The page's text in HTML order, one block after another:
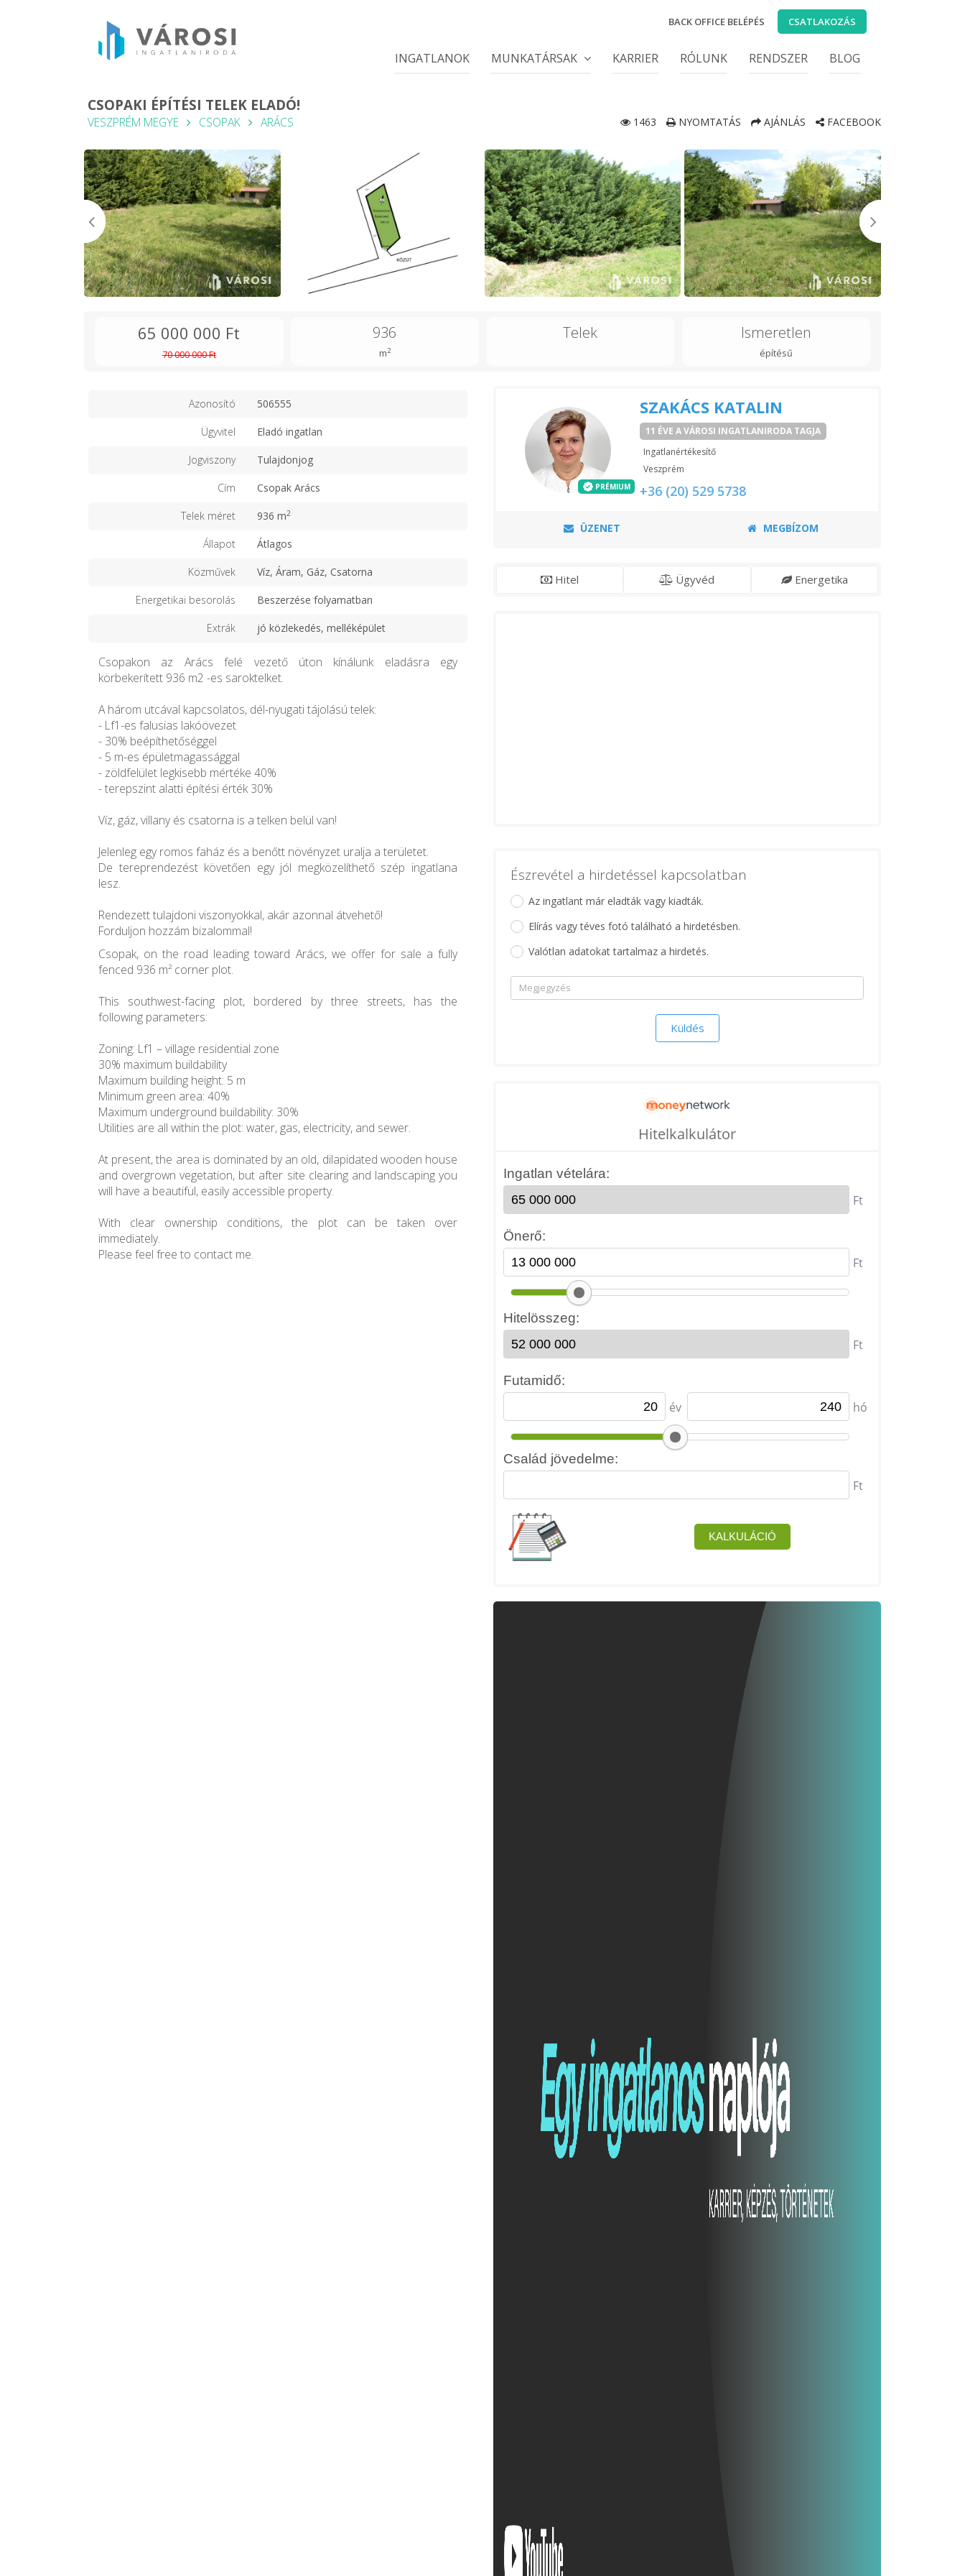
BACK OFFICE BELÉPÉS CSATLAKOZÁS
INGATLANOK MUNKATÁRSAK KARRIER RÓLUNK RENDSZER BLOG
CSOPAKI ÉPÍTÉSI TELEK ELADÓ!
VESZPRÉM MEGYE CSOPAK ARÁCS 1463 NYOMTATÁS AJÁNLÁS FACEBOOK
65 000 000 Ft
70 000 000 Ft
936
m2
Telek Ismeretlen
építésű
Azonosító 506555
Ügyvitel Eladó ingatlan
Jogviszony Tulajdonjog
Cím Csopak Arács
Telek méret 936 m2
Állapot Átlagos
Közművek Víz, Áram, Gáz, Csatorna
Energetikai besorolás Beszerzése folyamatban
Extrák jó közlekedés, melléképület
Csopakon az Arács felé vezető úton kínálunk eladásra egy
körbekerített 936 m2 -es saroktelket.
A három utcával kapcsolatos, dél-nyugati tájolású telek:
- Lf1-es falusias lakóövezet
- 30% beépíthetőséggel
- 5 m-es épületmagassággal
- zöldfelület legkisebb mértéke 40%
- terepszint alatti építési érték 30%
Víz, gáz, villany és csatorna is a telken belül van!
Jelenleg egy romos faház és a benőtt növényzet uralja a területet.
De tereprendezést követően egy jól megközelíthető szép ingatlana
lesz.
Rendezett tulajdoni viszonyokkal, akár azonnal átvehető!
Forduljon hozzám bizalommal!
Csopak, on the road leading toward Arács, we offer for sale a fully
fenced 936 m² corner plot.
This southwest-facing plot, bordered by three streets, has the
following parameters:
Zoning: Lf1 – village residential zone
30% maximum buildability
Maximum building height: 5 m
Minimum green area: 40%
Maximum underground buildability: 30%
Utilities are all within the plot: water, gas, electricity, and sewer.
At present, the area is dominated by an old, dilapidated wooden house
and overgrown vegetation, but after site clearing and landscaping you
will have a beautiful, easily accessible property.
With clear ownership conditions, the plot can be taken over
immediately.
Please feel free to contact me.
PRÉMIUM
SZAKÁCS KATALIN
11 ÉVE A VÁROSI INGATLANIRODA TAGJA
Ingatlanértékesítő
Veszprém
+36 (20) 529 5738
ÜZENET MEGBÍZOM
Hitel Ügyvéd Energetika
Észrevétel a hirdetéssel kapcsolatban
Az ingatlant már eladták vagy kiadták.
Elírás vagy téves fotó található a hirdetésben.
Valótlan adatokat tartalmaz a hirdetés.